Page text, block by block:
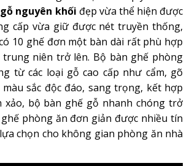
nguyên khối đẹp vừa thể hiện được
cấp vừa giữ được nét truyền thống,
10 ghế đơn một bàn dài rất phù hợp
niên trở lên. Bộ bàn ghế phòng
từ các loại gỗ cao cấp như cẩm, gõ
sắc độc đáo, sang trọng, kết hợp
bộ bàn ghế gỗ nhanh chóng trở
phòng ăn đơn giản được nhiều tín
chọn cho không gian phòng ăn nhà